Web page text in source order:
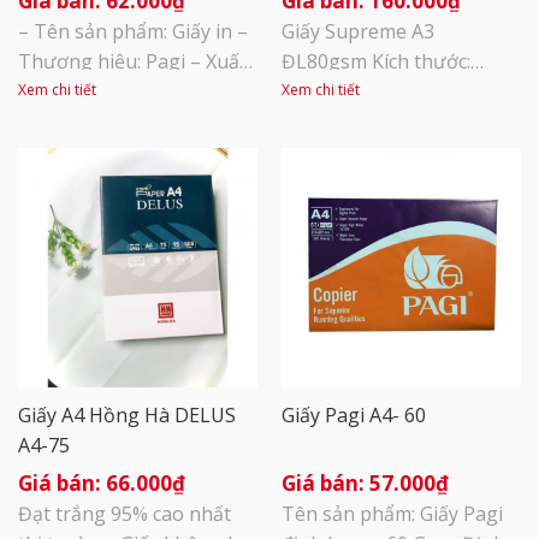
– Tên sản phẩm: Giấy in –
Thương hiệu: Pagi – Xuất
sứ: Việt Nam – Định
tính: 1 ream 500 tờ – A4: 1
thùng 5 ream – Được
đóng gói bằng vỏ chống
ẩm rất cao, giá thành lại
rẻ hơn nhiều so với các
mặt hàng [...]
Xem chi tiết
Giấy Supreme A3
ĐL80gsm Kích thước:
420x297mm Định lượng:
Xem chi tiết
Giấy A4 Hồng Hà DELUS
A4-75
66.000₫
Đạt trắng 95% cao nhất
Giấy Pagi A4- 60
57.000₫
Tên sản phẩm: Giấy Pagi